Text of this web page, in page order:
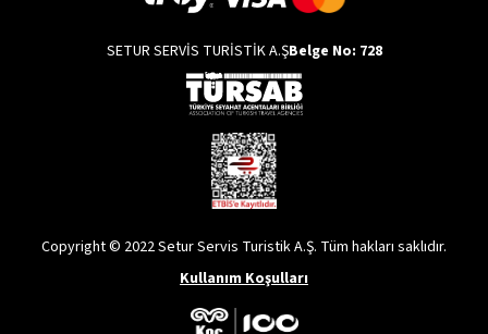
SETUR SERVİS TURİSTİK A.ŞBelge No: 728
Copyright © 2022 Setur Servis Turistik A.Ş. Tüm hakları saklıdır.
Kullanım Koşulları